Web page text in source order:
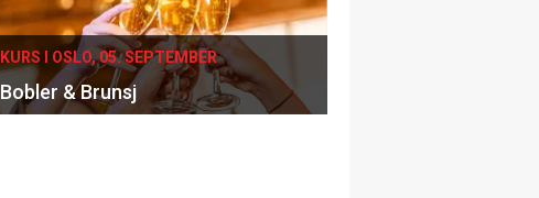
KURS I OSLO, 05. SEPTEMBER
Bobler & Brunsj